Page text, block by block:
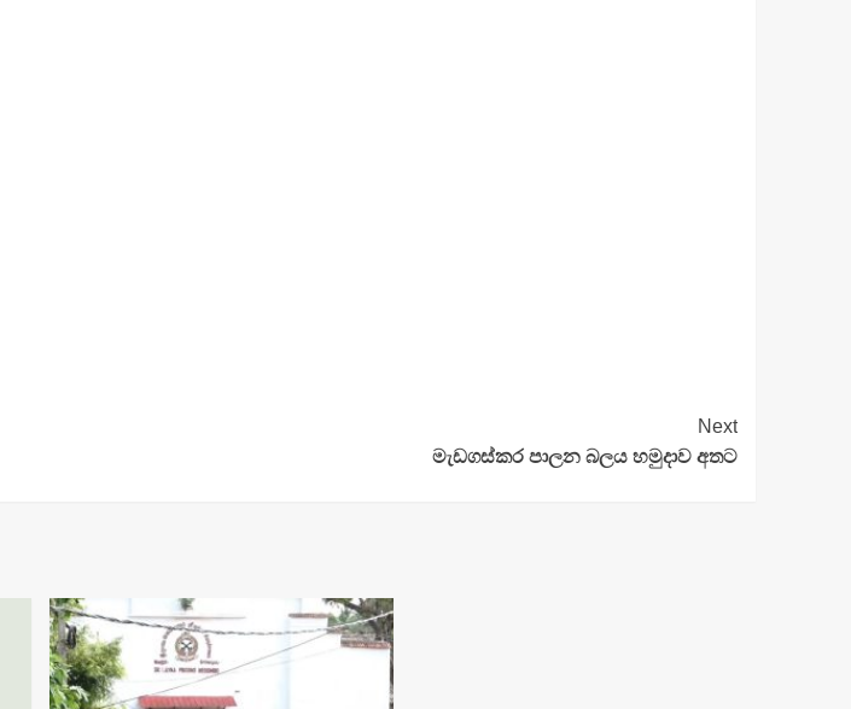
Next
මැඩගස්කර පාලන බලය හමුදාව අතට